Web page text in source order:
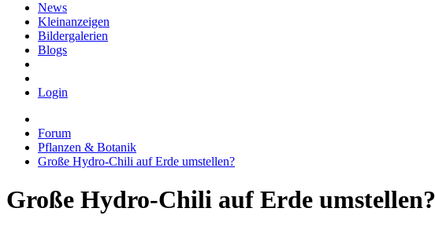
News
Kleinanzeigen
Bildergalerien
Blogs
Login
Forum
Pflanzen & Botanik
Große Hydro-Chili auf Erde umstellen?
Große Hydro-Chili auf Erde umstellen?